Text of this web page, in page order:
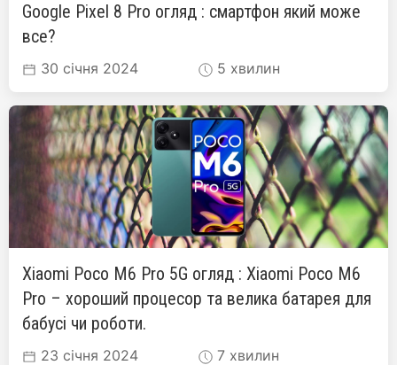
Google Pixel 8 Pro огляд : смартфон який може
все?
30 січня 2024 5 хвилин
Xiaomi Poco M6 Pro 5G огляд : Xiaomi Poco M6
Pro – хороший процесор та велика батарея для
бабусі чи роботи.
23 січня 2024 7 хвилин